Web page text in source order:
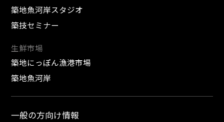
築地魚河岸スタジオ
築技セミナー
生鮮市場
築地にっぽん漁港市場
築地魚河岸
一般の方向け情報